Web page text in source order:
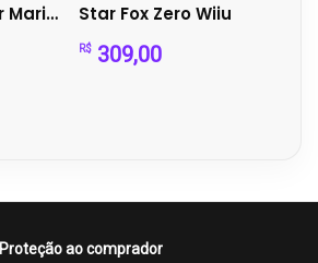
Jogo New Super Mario Bros - DS - Sem Capa Star Fox Zero Wiiu
R$ 309,00
Proteção ao comprador